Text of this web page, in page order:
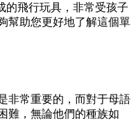
的飛行玩具，非常受孩子
幫助您更好地了解這個單
非常重要的，而對于母語
難，無論他們的種族如